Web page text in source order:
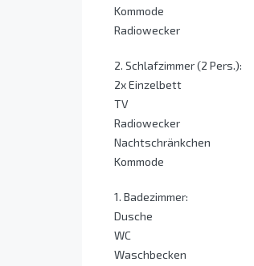
Kommode
Radiowecker
2. Schlafzimmer (2 Pers.):
2x Einzelbett
TV
Radiowecker
Nachtschränkchen
Kommode
1. Badezimmer:
Dusche
WC
Waschbecken